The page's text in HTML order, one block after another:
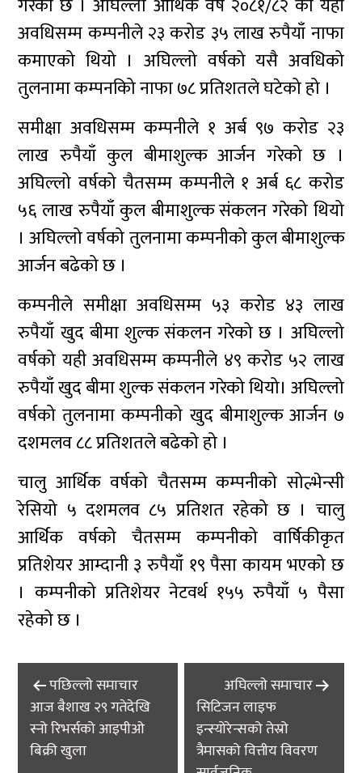
अवधिसम्म कम्पनीले २३ करोड ३५ लाख रुपैयाँ नाफा
कमाएको थियो । अघिल्लो वर्षको यसै अवधिको
तुलनामा कम्पनकिो नाफा ७८ प्रतिशतले घटेको हो ।
समीक्षा अवधिसम्म कम्पनीले १ अर्ब ९७ करोड २३
लाख रुपैयाँ कुल बीमाशुल्क आर्जन गरेको छ ।
अघिल्लो वर्षको चैतसम्म कम्पनीले १ अर्ब ६८ करोड
५६ लाख रुपैयाँ कुल बीमाशुल्क संकलन गरेको थियो
। अघिल्लो वर्षको तुलनामा कम्पनीको कुल बीमाशुल्क
आर्जन बढेको छ ।
कम्पनीले समीक्षा अवधिसम्म ५३ करोड ४३ लाख
रुपैयाँ खुद बीमा शुल्क संकलन गरेको छ । अघिल्लो
वर्षको यही अवधिसम्म कम्पनीले ४९ करोड ५२ लाख
रुपैयाँ खुद बीमा शुल्क संकलन गरेको थियो। अघिल्लो
वर्षको तुलनामा कम्पनीको खुद बीमाशुल्क आर्जन ७
दशमलव ८८ प्रतिशतले बढेको हो ।
चालु आर्थिक वर्षको चैतसम्म कम्पनीको सोल्भेन्सी
रेसियो ५ दशमलव ८५ प्रतिशत रहेको छ । चालु
आर्थिक वर्षको चैतसम्म कम्पनीको वार्षिकीकृत
प्रतिशेयर आम्दानी ३ रुपैयाँ १९ पैसा कायम भएको छ
। कम्पनीको प्रतिशेयर नेटवर्थ १५५ रुपैयाँ ५ पैसा
रहेको छ ।
Post
navigation
पछिल्लाे समाचार
आज बैशाख २९ गतेदेखि
स्नो रिभर्सको आइपीओ
बिक्री खुला
अघिल्लाे समाचार
सिटिजन लाइफ
इन्स्योरेन्सको तेस्रो
त्रैमासको वित्तीय विवरण